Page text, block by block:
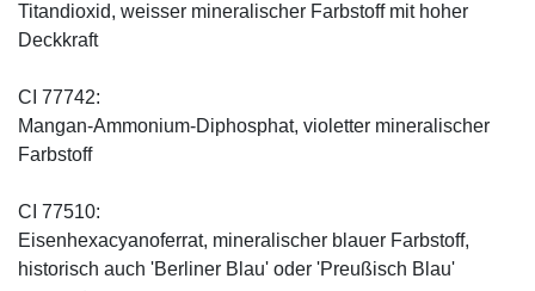
Titandioxid, weisser mineralischer Farbstoff mit hoher
Deckkraft
CI 77742:
Mangan-Ammonium-Diphosphat, violetter mineralischer
Farbstoff
CI 77510:
Eisenhexacyanoferrat, mineralischer blauer Farbstoff,
historisch auch 'Berliner Blau' oder 'Preußisch Blau'